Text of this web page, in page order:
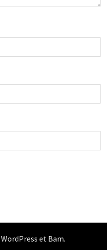
WordPress et Bam.